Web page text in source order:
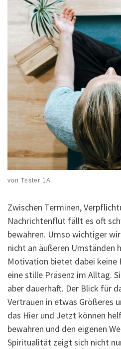
von Tester 1A
Zwischen Terminen,
Nachrichtenflut fällt es oft
bewahren. Umso wichtiger
nicht an äußeren Umständen
Motivation bietet dabei keine
eine stille Präsenz im Alltag.
aber dauerhaft. Der Blick für
Vertrauen in etwas Größeres
das Hier und Jetzt können
bewahren und den eigenen
Spiritualität zeigt sich nicht